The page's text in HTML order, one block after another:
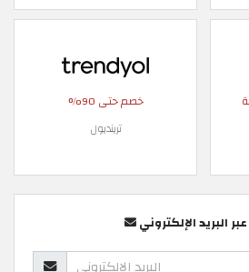
خصم حتى 90%
ترينديول
البريد الإلكتروني